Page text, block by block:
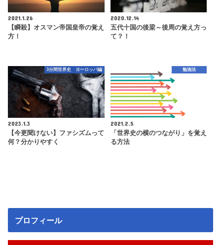
2021.1.26
【瞬殺】オスマン帝国皇帝の覚え
方！
2020.12.14
五代十国の後梁～後周の覚え方っ
て？！
3分間世界史 ヨーロッパ編
2023.1.3
【今更聞けない】ファシズムって
何？分かりやすく
勉強法
2021.2.5
「世界史の横のつながり」を覚え
る方法
プロフィール